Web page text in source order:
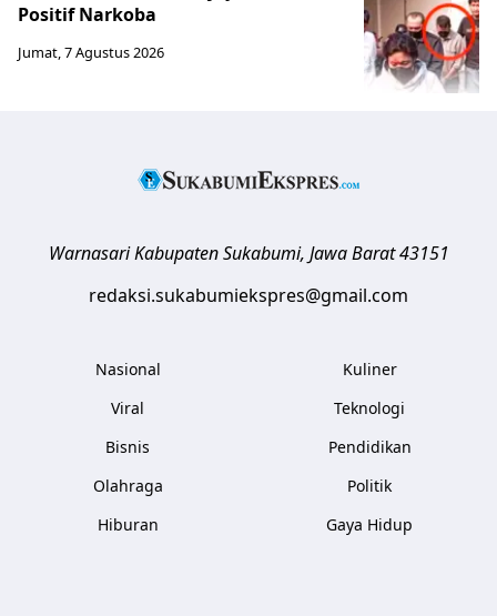
Positif Narkoba
Jumat, 7 Agustus 2026
Warnasari Kabupaten Sukabumi, Jawa Barat 43151
redaksi.sukabumiekspres@gmail.com
Nasional
Viral
Bisnis
Olahraga
Hiburan
Kuliner
Teknologi
Pendidikan
Politik
Gaya Hidup